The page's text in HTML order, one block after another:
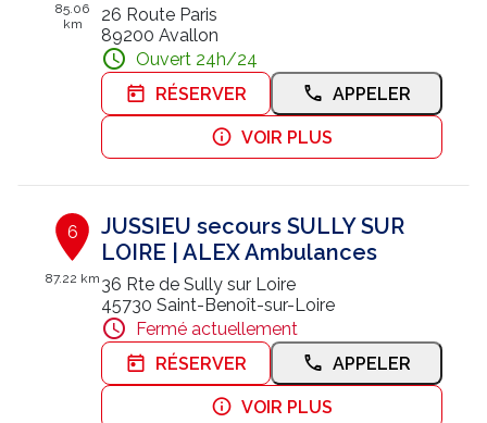
85.06
km
26 Route Paris
89200 Avallon
Ouvert 24h/24
RÉSERVER
APPELER
VOIR PLUS
6
87.22 km
JUSSIEU secours SULLY SUR
LOIRE | ALEX Ambulances
36 Rte de Sully sur Loire
45730 Saint-Benoît-sur-Loire
Fermé actuellement
RÉSERVER
APPELER
VOIR PLUS